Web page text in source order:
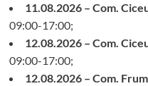
11.08.2026 – Com.
09:00-17:00;
12.08.2026 – Com.
09:00-17:00;
12.08.2026 – Com.